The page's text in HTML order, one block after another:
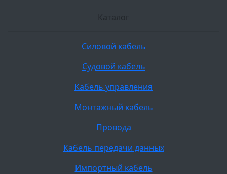
Каталог
Силовой кабель
Судовой кабель
Кабель управления
Монтажный кабель
Провода
Кабель передачи данных
Импортный кабель